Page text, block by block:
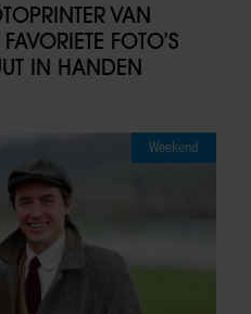
VAN
FOTO’S
IN HANDEN
Weekend